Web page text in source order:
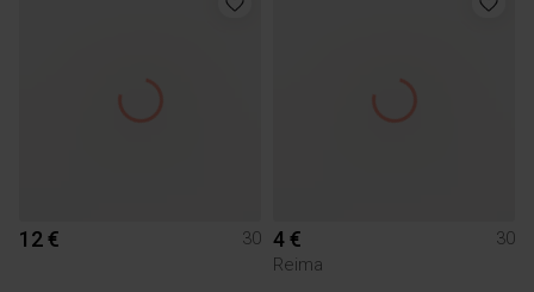
12 € 30 4 €
30
Reima